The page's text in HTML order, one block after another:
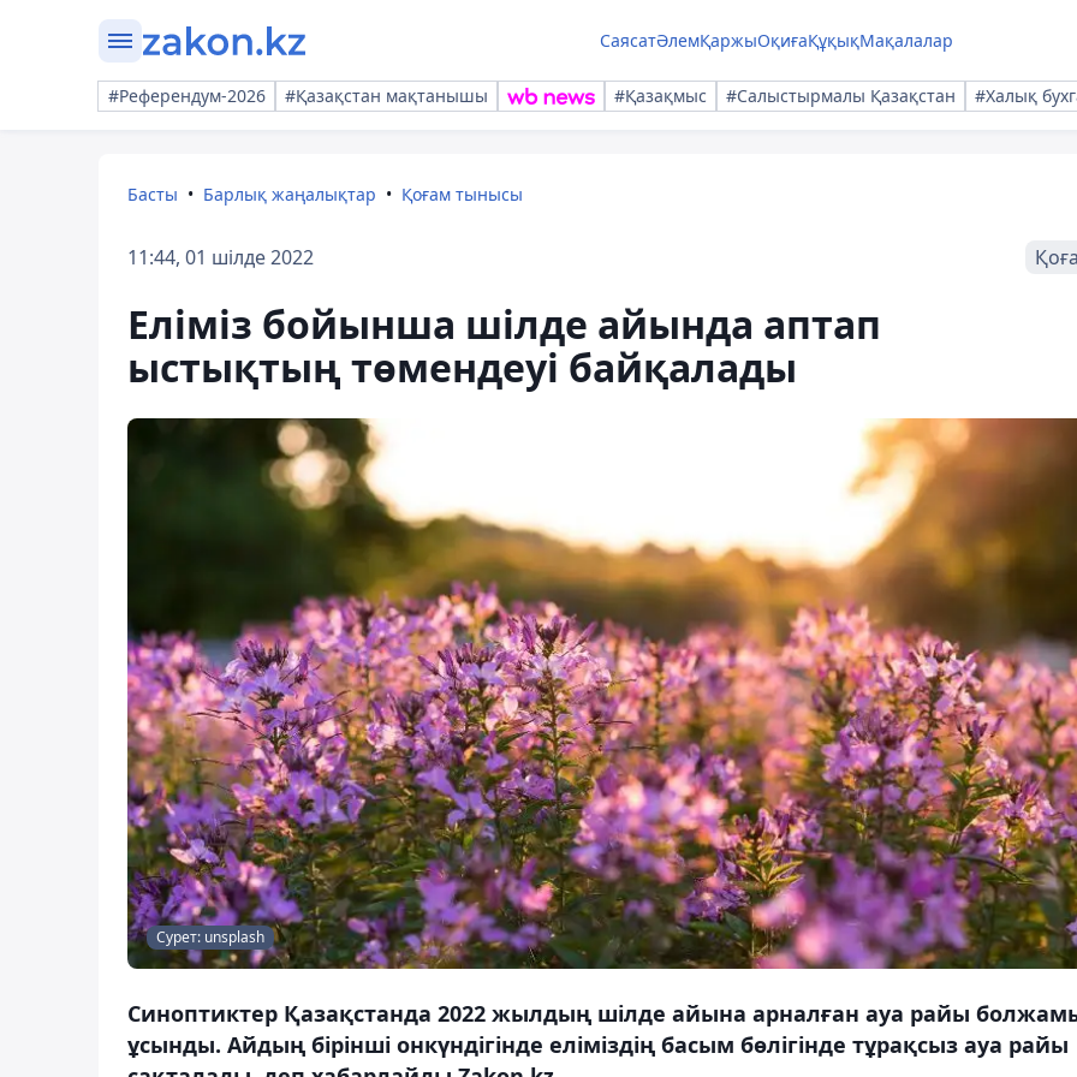
СаясатӘлемҚаржыОқиғаҚұқықМақалалар
#Референдум-2026 #Қазақстан мақтанышы #Қазақмыс #Салыстырмалы Қазақстан #Халық
Басты Барлық жаңалықтар Қоғам тынысы
11:44, 01 шілде 2022
Еліміз бойынша шілде айында аптап
ыстықтың төмендеуі байқалады
Сурет: unsplash
Синоптиктер Қазақстанда 2022 жылдың шілде айына арналған ауа райы
ұсынды. Айдың бірінші онкүндігінде еліміздің басым бөлігінде тұрақсыз ауа райы